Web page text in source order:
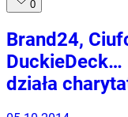
0
Brand24,
działa